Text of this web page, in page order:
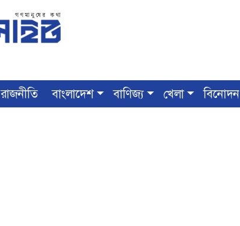
রাজনীতি বাংলাদেশ বাণিজ্য খেলা বিনোদন